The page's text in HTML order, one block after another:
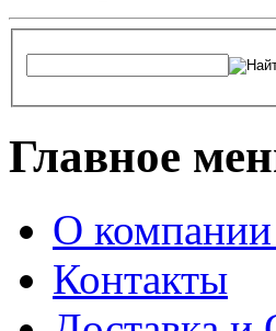
Главное
О
Контакты